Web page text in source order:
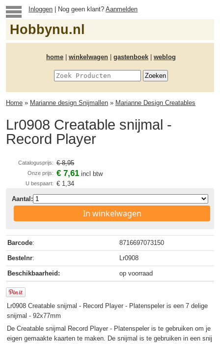
Inloggen | Nog geen klant?Aanmelden
Hobbynu.nl
home winkelwagen gastenboek weblog
Home » Marianne design Snijmallen » Marianne Design Creatables
Lr0908 Creatable snijmal -
Record Player
Catalogusprijs: € 8,95
Onze prijs: € 7,61 incl btw
U bespaart: € 1,34
Aantal:
In winkelwagen
Barcode: 8716697073150
Bestelnr: Lr0908
Beschikbaarheid: op voorraad
Lr0908 Creatable snijmal - Record Player - Platenspeler is een 7 delige
snijmal - 92x77mm
De Creatable snijmal Record Player - Platenspeler is te gebruiken om je
eigen gemaakte kaarten te maken. De snijmal is te gebruiken in een snij